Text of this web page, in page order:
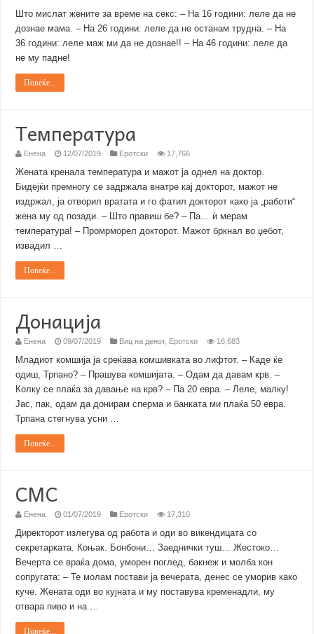
Што мислат жените за време на секс: – На 16 години: леле да не
дознае мама. – На 26 години: леле да не останам трудна. – На
36 години: леле маж ми да не дознае!! – На 46 години: леле да
не му падне!
Повеќе...
Температура
Енена 12/07/2019 Еротски 17,766
Жената кренала температура и мажот ја однел на доктор.
Бидејќи премногу се задржала внатре кај докторот, мажот не
издржал, ја отворил вратата и го фатил докторот како ја „работи“
жена му од позади. – Што правиш бе? – Па… ѝ мерам
температура! – Промрморел докторот. Мажот бркнал во џебот,
извадил …
Повеќе...
Донација
Енена 09/07/2019 Виц на денот, Еротски 16,683
Младиот комшија ја среќава комшивката во лифтот. – Каде ќе
одиш, Трпано? – Прашува комшијата. – Одам да давам крв. –
Колку се плаќа за давање на крв? – Па 20 евра. – Леле, малку!
Јас, пак, одам да донирам сперма и банката ми плаќа 50 евра.
Трпана стегнува усни …
Повеќе...
СМС
Енена 01/07/2019 Еротски 17,310
Директорот излегува од работа и оди во викендицата со
секретарката. Коњак. Бонбони… Заеднички туш… Жестоко…
Вечерта се враќа дома, уморен поглед, бакнеж и молба кон
сопругата: – Те молам постави ја вечерата, денес се уморив како
куче. Жената оди во кујната и му поставува кременадли, му
отвара пиво и на …
Повеќе...